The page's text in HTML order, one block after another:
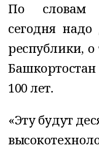
По словам
сегодня
республики,
100 лет.
«Эту будут